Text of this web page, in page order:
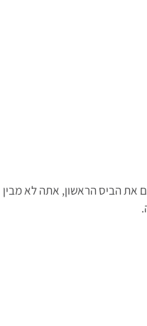
את הביס הראשון, אתה לא מבין